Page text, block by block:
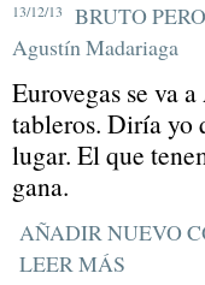
13/12/13
BRUTO
Agustín Madariaga
Eurovegas se va
tableros. Diría yo
lugar. El que
gana.
AÑADIR NUEVO
LEER MÁS